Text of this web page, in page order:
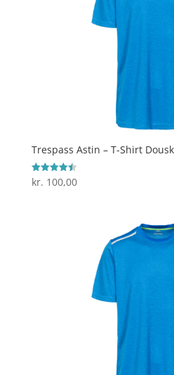
Trespass Astin – T-Shirt
Vurderet
4.5
kr. 100,00